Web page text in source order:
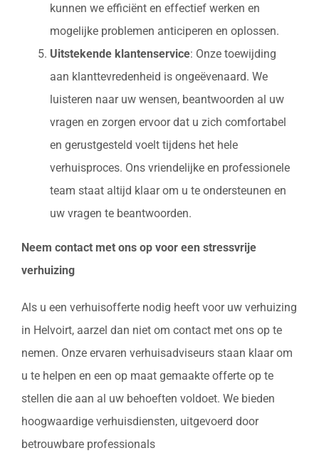
kunnen we efficiënt en effectief werken en
mogelijke problemen anticiperen en oplossen.
Uitstekende klantenservice: Onze toewijding
aan klanttevredenheid is ongeëvenaard. We
luisteren naar uw wensen, beantwoorden al uw
vragen en zorgen ervoor dat u zich comfortabel
en gerustgesteld voelt tijdens het hele
verhuisproces. Ons vriendelijke en professionele
team staat altijd klaar om u te ondersteunen en
uw vragen te beantwoorden.
Neem contact met ons op voor een stressvrije
verhuizing
Als u een verhuisofferte nodig heeft voor uw verhuizing
in Helvoirt, aarzel dan niet om contact met ons op te
nemen. Onze ervaren verhuisadviseurs staan klaar om
u te helpen en een op maat gemaakte offerte op te
stellen die aan al uw behoeften voldoet. We bieden
hoogwaardige verhuisdiensten, uitgevoerd door
betrouwbare professionals